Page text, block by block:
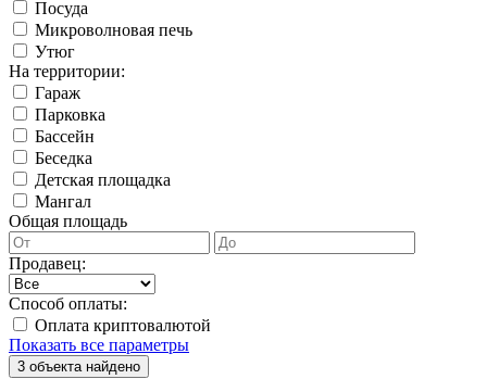
Посуда
Микроволновая печь
Утюг
На территории:
Гараж
Парковка
Бассейн
Беседка
Детская площадка
Мангал
Общая площадь
Продавец:
Способ оплаты:
Оплата криптовалютой
Показать все параметры